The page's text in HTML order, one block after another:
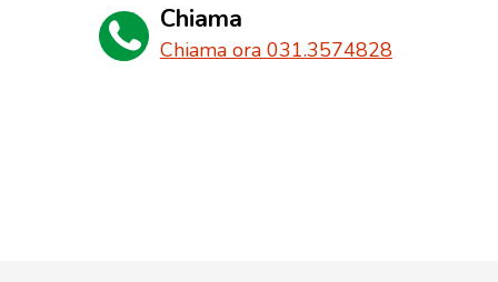
Chiama
Chiama ora 031.3574828